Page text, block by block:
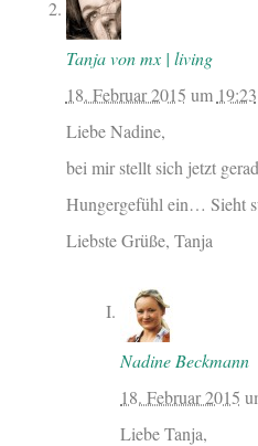
Tanja von mx | living
18. Februar 2015 um 19:23
Liebe Nadine,
bei mir stellt sich jetzt
Hungergefühl ein… Sieht
Liebste Grüße, Tanja
Nadine Beckmann
18. Februar 2015
Liebe Tanja,